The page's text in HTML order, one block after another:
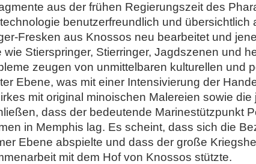
aus der frühen Regierungszeit des
benutzerfreundlich und
Fresken aus Knossos neu bearbeitet und
wie Stierspringer, Stierringer, Jagdszenen und
zeugen von unmittelbaren kulturellen und
Ebene, was mit einer Intensivierung der
mit original minoischen Malereien sowie
dass der bedeutende Marinestützpunkt
in Memphis lag. Es scheint, dass sich die
Ebene abspielte und dass der große
mit dem Hof von Knossos stützte.